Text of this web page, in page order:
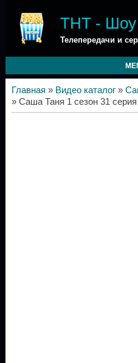
ТНТ - Шоу
Телепередачи и
Главная » Видео каталог»
» Саша Таня 1 сезон 31 серия